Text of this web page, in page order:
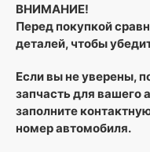
ВНИМАНИЕ!
Перед покупкой
деталей, чтобы
Если вы не уверены,
запчасть для вашего
заполните
номер автомобиля.